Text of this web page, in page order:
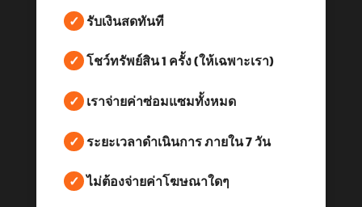
✓ รับเงินสดทันที
✓ โชว์ทรัพย์สิน 1 ครั้ง (ให้เฉพาะเรา)
✓ เราจ่ายค่าซ่อมแซมทั้งหมด
✓ ระยะเวลาดำเนินการ ภายใน 7 วัน
✓ ไม่ต้องจ่ายค่าโฆษณาใดๆ